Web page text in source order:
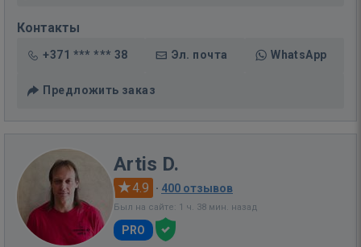
Контакты
+371 *** *** 38 Эл. почта WhatsApp
Предложить заказ
Artis D.
4.9 · 400 отзывов
Был на сайте: 1 ч. 38 мин. назад
PRO